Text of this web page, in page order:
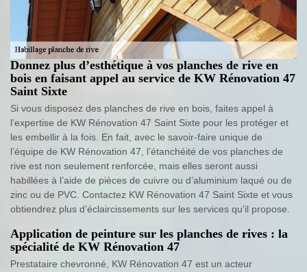
Donnez plus d’esthétique à vos planches de rive en
bois en faisant appel au service de KW Rénovation 47
Saint Sixte
Si vous disposez des planches de rive en bois, faites appel à
l’expertise de KW Rénovation 47 Saint Sixte pour les protéger et
les embellir à la fois. En fait, avec le savoir-faire unique de
l’équipe de KW Rénovation 47, l’étanchéité de vos planches de
rive est non seulement renforcée, mais elles seront aussi
habillées à l’aide de pièces de cuivre ou d’aluminium laqué ou de
zinc ou de PVC. Contactez KW Rénovation 47 Saint Sixte et vous
obtiendrez plus d’éclaircissements sur les services qu’il propose.
Application de peinture sur les planches de rives : la
spécialité de KW Rénovation 47
Prestataire chevronné, KW Rénovation 47 est un acteur